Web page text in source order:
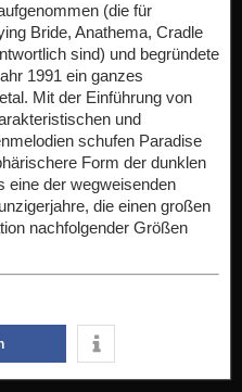
(die für
Bride, Anathema, Cradle
sind) und begründete
1991 ein ganzes
Mit der Einführung von
und
schufen Paradise
Form der dunklen
eine der wegweisenden
die einen großen
nachfolgender Größen